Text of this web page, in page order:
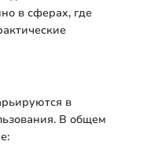
в сферах, где
в
В общем